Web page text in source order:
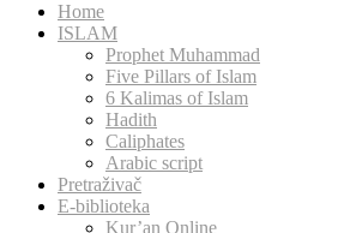
Home
ISLAM
Prophet Muhammad
Five Pillars of Islam
6 Kalimas of Islam
Hadith
Caliphates
Arabic script
Pretraživač
E-biblioteka
Kur’an Online